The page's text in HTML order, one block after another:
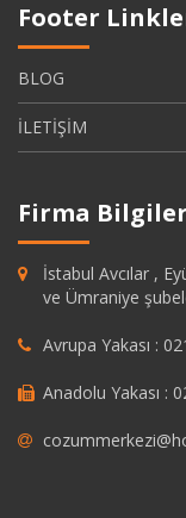
Footer
BLOG
İLETİŞİM
Firma
İstabul Avcılar ,
ve Ümraniye
Avrupa Yakası :
Anadolu Yakası :